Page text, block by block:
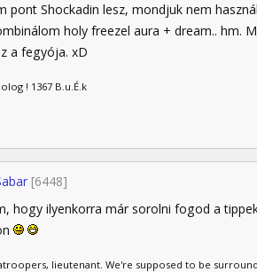
pont Shockadin lesz, mondjuk nem
holy freezel aura + dream.. hm.
a fegyója. xD
! 1367 B.u.É.k
[6448]
hogy ilyenkorra már sorolni fogod a
lieutenant. We're supposed to be